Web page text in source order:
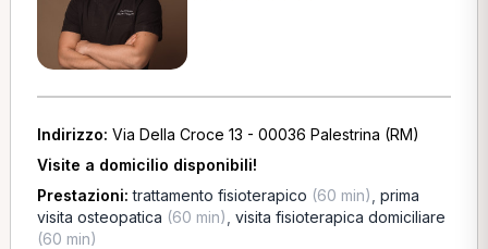
Indirizzo: Via Della Croce 13 - 00036 Palestrina (RM)
Visite a domicilio disponibili!
Prestazioni:trattamento fisioterapico (60 min) prima
visita osteopatica (60 min) visita fisioterapica domiciliare
(60 min)